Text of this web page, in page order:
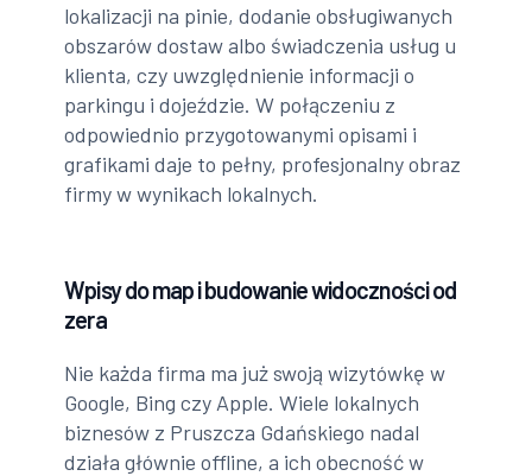
lokalizacji na pinie, dodanie obsługiwanych
obszarów dostaw albo świadczenia usług u
klienta, czy uwzględnienie informacji o
parkingu i dojeździe. W połączeniu z
odpowiednio przygotowanymi opisami i
grafikami daje to pełny, profesjonalny obraz
firmy w wynikach lokalnych.
Wpisy do map i budowanie widoczności od
zera
Nie każda firma ma już swoją wizytówkę w
Google, Bing czy Apple. Wiele lokalnych
biznesów z Pruszcza Gdańskiego nadal
działa głównie offline, a ich obecność w